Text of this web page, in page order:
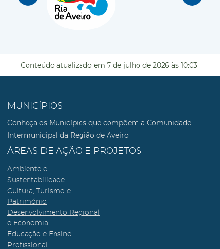
Conteúdo atualizado em 7 de julho de 2026 às 10:03
MUNICÍPIOS
Conheça os Municípios que compõem a Comunidade
Intermunicipal da Região de Aveiro
ÁREAS DE AÇÃO E PROJETOS
Ambiente e
Sustentabilidade
Cultura, Turismo e
Património
Desenvolvimento Regional
e Economia
Educação e Ensino
Profissional